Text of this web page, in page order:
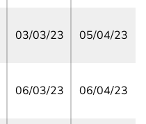
03/03/23 05/04/23
06/03/23 06/04/23